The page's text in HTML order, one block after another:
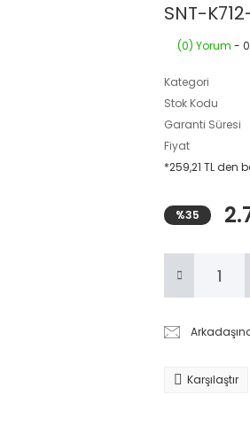
SNT-
(0) Yorum -
Kategori
Stok Kodu
Garanti Süresi
Fiyat
*259,21 TL den
%35
Karşılaştır